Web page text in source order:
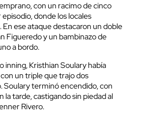
con un racimo de cinco
donde los locales
En ese ataque destacaron un doble
Figueredo y un bambinazo de
a bordo.
inning, Kristhian Soulary había
un triple que trajo dos
Soulary terminó encendido, con
la tarde, castigando sin piedad al
Rivero.